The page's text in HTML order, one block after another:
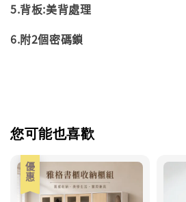
5.背板:美背處理
6.附2個密碼鎖
您可能也喜歡
優惠